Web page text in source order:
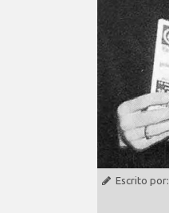
Escrito por: